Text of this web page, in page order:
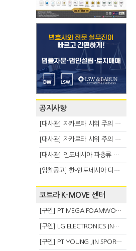
공지사항
[대사관] 자카르타 시위 주의 안내(8.6)
[대사관] 자카르타 시위 주의 안내(8.3)
[대사관] 인도네시아 파충류 불법 반출 주의 (7.29)
[입찰공고] 한-인도네시아 디지털융복합 탈 전시회
코트라 K-MOVE 센터
[구인] PT MEGA FOAMWORKS INDONESIA
[구인] LG ELECTRONICS INDONESIA
[구인] PT YOUNG JIN SPORT INDONESIA